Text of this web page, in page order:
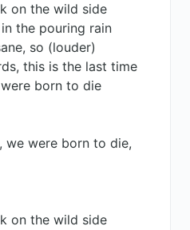
on the wild side
the pouring rain
so (louder)
this is the last time
born to die
we were born to die,
on the wild side